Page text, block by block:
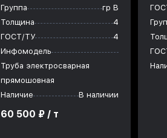
Группа
гр В
Толщина
4
ГОСТ/ТУ
4
Инфомодель
Труба электросварная
прямошовная
Наличие
В наличии
60 500 ₽ / т